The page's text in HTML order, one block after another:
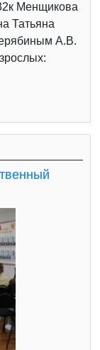
Менщикова
Татьяна
А.В.